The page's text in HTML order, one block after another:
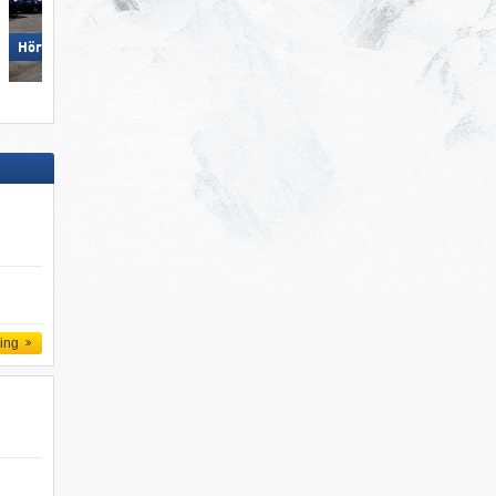
Hörnerbahn – Bolsterlang
Schöneben (Belpiano)/​
(Malga San Valentino)